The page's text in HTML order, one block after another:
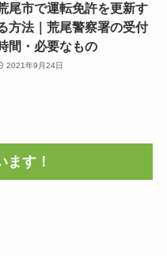
尾市で運転免許を更新す
方法｜荒尾警察署の受付
間・必要なもの
2021年9月24日
ます！